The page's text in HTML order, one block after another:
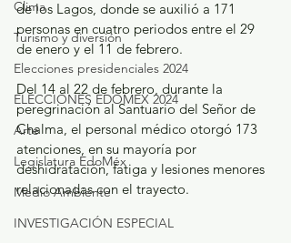
Clima
Turismo y diversión
Elecciones presidenciales 2024
ELECCIONES EDOMEX 2024
Arte
Legislatura EdoMéx
Medio Ambiente
INVESTIGACIÓN ESPECIAL
de los Lagos, donde se auxilió a 171
personas en cuatro periodos entre el 29
de enero y el 11 de febrero.
Del 14 al 22 de febrero, durante la
peregrinación al Santuario del Señor de
Chalma, el personal médico otorgó 173
atenciones, en su mayoría por
deshidratación, fatiga y lesiones menores
relacionadas con el trayecto.